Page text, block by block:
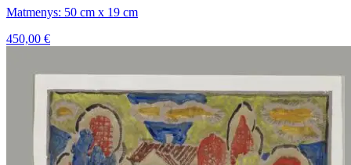
Matmenys: 50 cm x 19 cm
450,00 €